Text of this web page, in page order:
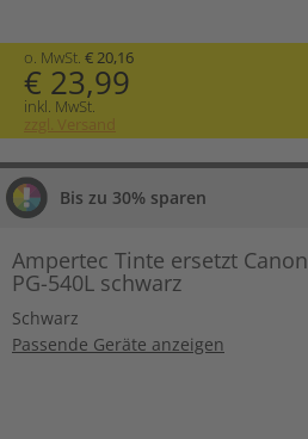
o. MwSt. € 20,16
€ 23,99
inkl. MwSt.
zzgl. Versand
Bis zu 30% sparen
Ampertec Tinte ersetzt Canon
PG-540L schwarz
Schwarz
Passende Geräte anzeigen